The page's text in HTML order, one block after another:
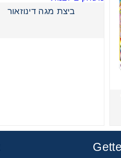
ביצת מגה דינוזאור